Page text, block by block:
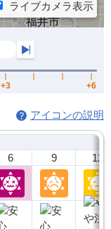
アイコンの説明
6 9 12